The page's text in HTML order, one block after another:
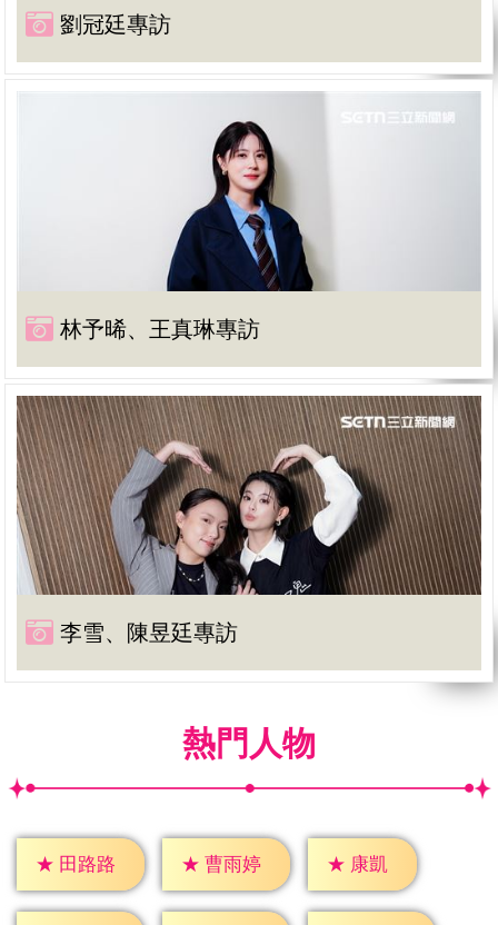
劉冠廷專訪
林予晞、王真琳專訪
李雪、陳昱廷專訪
熱門人物
★ 田路路 ★ 曹雨婷 ★ 康凱